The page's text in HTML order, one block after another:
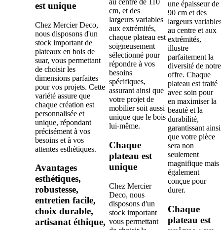
est unique
Chez Mercier Deco,
nous disposons d'un
stock important de
plateaux en bois de
suar, vous permettant
de choisir les
dimensions parfaites
pour vos projets. Cette
variété assure que
chaque création est
personnalisée et
unique, répondant
précisément à vos
besoins et à vos
attentes esthétiques.
Avantages
esthétiques,
robustesse,
entretien facile,
choix durable,
artisanat éthique,
au centre de 110
cm, et des
largeurs variables
aux extrémités,
chaque plateau est
soigneusement
sélectionné pour
répondre à vos
besoins
spécifiques,
assurant ainsi que
votre projet de
mobilier soit aussi
unique que le bois
lui-même.
Chaque
plateau est
unique
Chez Mercier
Deco, nous
disposons d'un
stock important
vous permettant
une épaisseur de
90 cm et des
largeurs
au centre et aux
extrémités,
illustre
parfaitement la
diversité de notre
offre. Chaque
plateau est traité
avec soin pour
en maximiser la
beauté et la
durabilité,
garantissant ainsi
que votre pièce
sera non
seulement
magnifique mais
également
conçue pour
durer.
Chaque
plateau est